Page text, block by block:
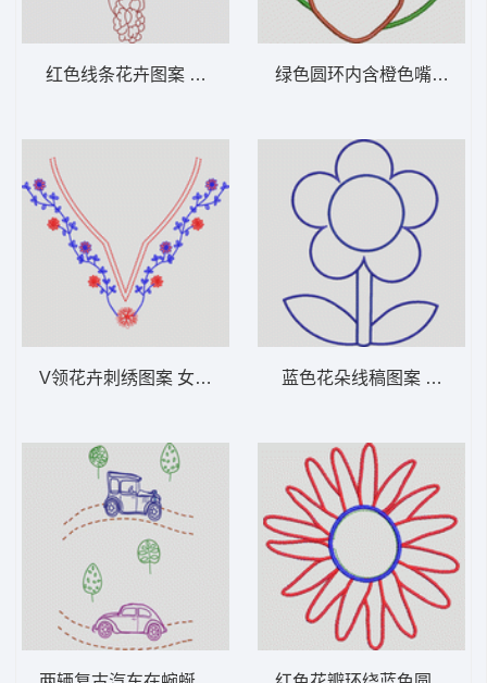
红色线条花卉图案 女装服装时装
V领花卉刺绣图案 女装服装时装 蓝色花朵线稿